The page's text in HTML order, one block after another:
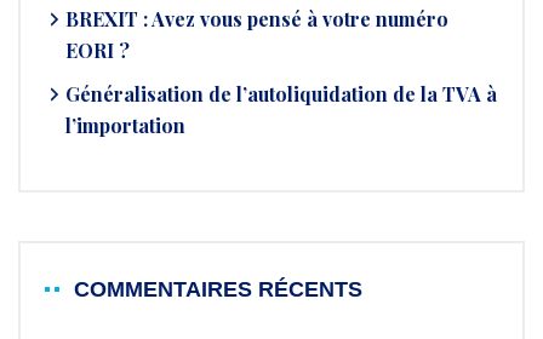
BREXIT : Avez vous pensé à votre numéro
EORI ?
Généralisation de l’autoliquidation de la TVA à
l’importation
COMMENTAIRES RÉCENTS